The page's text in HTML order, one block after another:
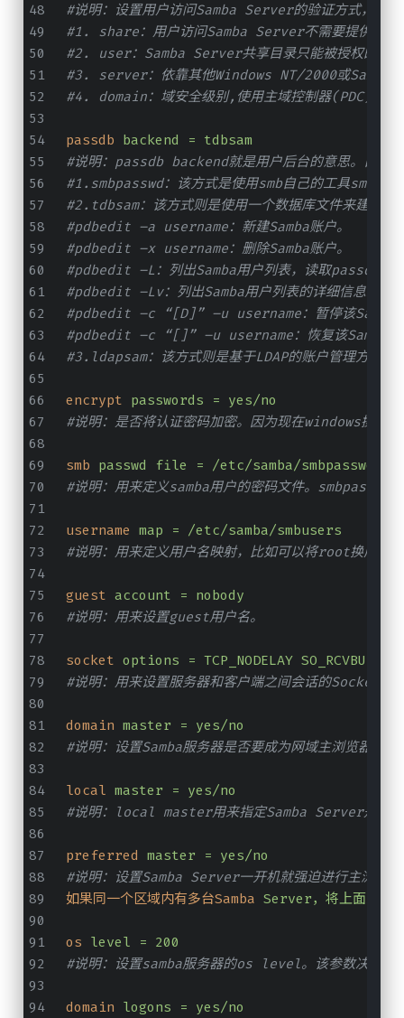
#说明：设置用户访问Samba Server的验证方式，一
#1. share：用户访问Samba Server不需要提供用户
#2. user：Samba Server共享目录只能被授权的用
#3. server：依靠其他Windows NT/2000或Samba
#4. domain：域安全级别,使用主域控制器(PDC)来完
passdb backend = tdbsam
#说明：passdb backend就是用户后台的意思。目
#1.smbpasswd：该方式是使用smb自己的工具
#2.tdbsam：该方式则是使用一个数据库文件来建立
#pdbedit –a username：新建Samba账户。
#pdbedit –x username：删除Samba账户。
#pdbedit –L：列出Samba用户列表，读取
#pdbedit –Lv：列出Samba用户列表的详细信息。
#pdbedit –c “[D]” –u username：暂停该Samba
#pdbedit –c “[]” –u username：恢复该Samba用
#3.ldapsam：该方式则是基于LDAP的账户管理方
encrypt passwords = yes/no
#说明：是否将认证密码加密。因为现在windows操作
smb passwd file = /etc/samba/smbpasswd
#说明：用来定义samba用户的密码文件。smbpasswd
username map = /etc/samba/smbusers
#说明：用来定义用户名映射，比如可以将root换
guest account = nobody
#说明：用来设置guest用户名。
socket options = TCP_NODELAY
#说明：用来设置服务器和客户端之间会话的Socket选
domain master = yes/no
#说明：设置Samba服务器是否要成为网域主浏览器，
local master = yes/no
#说明：local master用来指定Samba Server是否试
preferred master = yes/no
#说明：设置Samba Server一开机就强迫进行主浏览
如果同一个区域内有多台Samba Server，将上面三个
os level = 200
#说明：设置samba服务器的os level。该参数决定
domain logons = yes/no